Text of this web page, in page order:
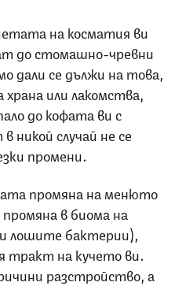
на косматия ви
до стомашно-чревни
дали се дължи на това,
или лакомства,
до кофата ви с
никой случай не се
промени.
промяна на менюто
в биома на
лошите бактерии),
тракт на кучето ви.
разстройство, а